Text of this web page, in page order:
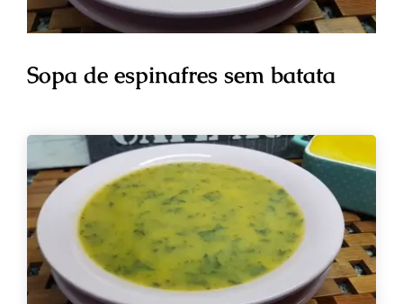
Sopa de espinafres sem batata